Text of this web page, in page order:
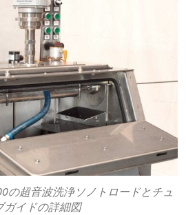
の超音波洗浄ソノトロードとチュ
ガイドの詳細図